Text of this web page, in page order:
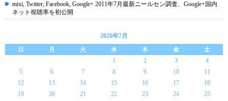
mixi, Twitter, Facebook, Google+ 2011年7月最新ニールセン調査、Google+国内
ネット視聴率を初公開
2026年7月
日
月 火 水 木 金
土
1
2 3
4
5
6 7 8 9 10
11
12
13 14 15 16 17
18
19
20 21 22 23 24
25